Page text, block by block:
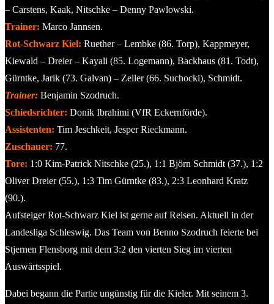
– Carstens, Kaak, Nitschke – Denny Pawlowski.
Trainer: Marco Jannsen.
Rot-Schwarz Kiel: Ruether – Lembke (86. Torp), Kappmeyer,
Kiewald – Dreier – Kayali (85. Logemann), Backhaus (81. Todt),
Gürntke, Jarik (73. Galvan) – Zeller (66. Suchocki), Schmidt.
Trainer: Benjamin Szodruch.
Schiedsrichter: Donik Ibrahimi (VfR Eckernförde).
Assistenten: Tim Jeschkeit, Jesper Rieckmann.
Zuschauer: 77.
Tore: 1:0 Kim-Patrick Nitschke (25.), 1:1 Björn Schmidt (37.), 1:2
Oliver Dreier (55.), 1:3 Tim Gürntke (83.), 2:3 Leonhard Kratz
(90.).
Aufsteiger Rot-Schwarz Kiel ist gerne auf Reisen. Aktuell in der
Landesliga Schleswig. Das Team von Benno Szodruch feierte bei
Stjernen Flensborg mit dem 3:2 den vierten Sieg im vierten
Auswärtsspiel.
Dabei begann die Partie ungünstig für die Kieler. Mit seinem 3.